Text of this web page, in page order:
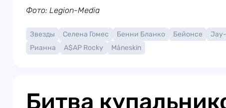
Фото: Legion-Media
Звезды Селена Гомес Бенни Бланко Бейонсе
Рианна
A$AP Rocky Måneskin
Битва